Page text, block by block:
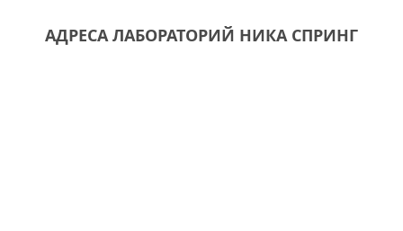
АДРЕСА ЛАБОРАТОРИЙ НИКА СПРИНГ